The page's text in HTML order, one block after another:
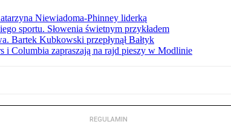
Niewiadoma-Phinney liderką
sportu. Słowenia świetnym przykładem
Bartek Kubkowski przepłynął Bałtyk
i Columbia zapraszają na rajd pieszy w Modlinie
REGULAMIN